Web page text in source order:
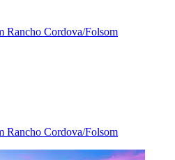
Rancho Cordova/Folsom
Rancho Cordova/Folsom